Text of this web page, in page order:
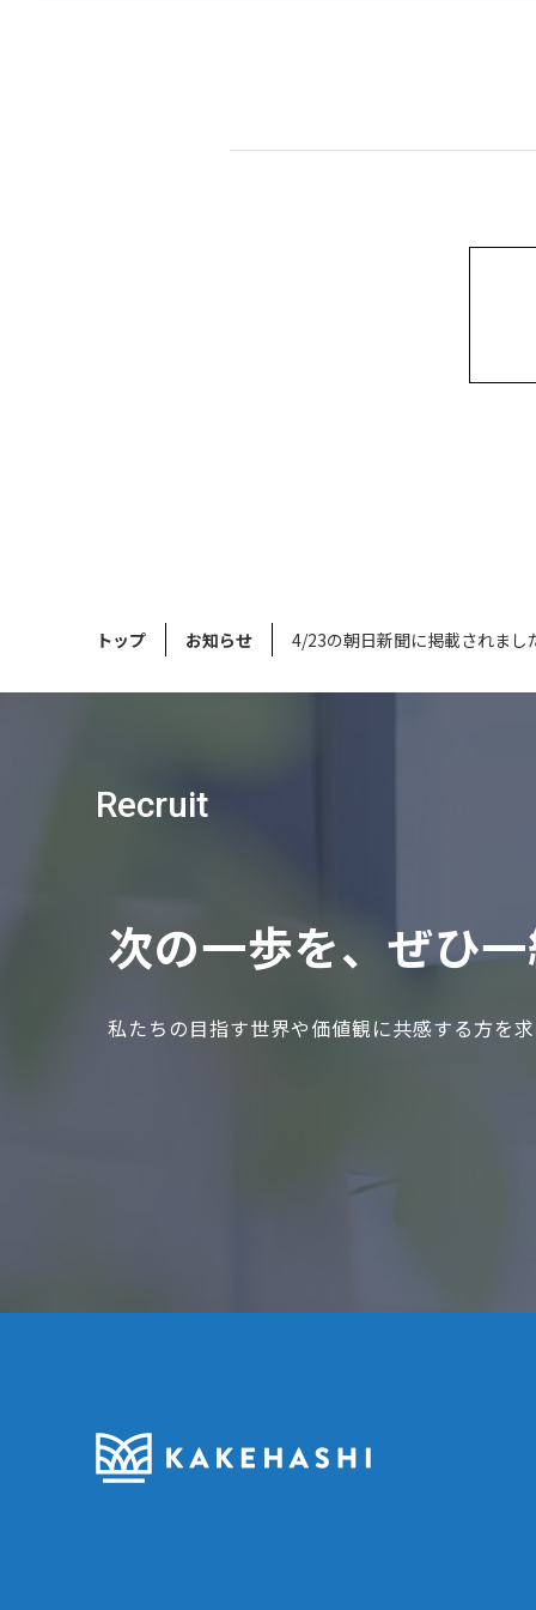
トップ お知らせ 4/23の朝日新聞に掲載されまし
Recruit
次の⼀歩を、ぜひ⼀
私たちの⽬指す世界や価値観に共感する⽅を求